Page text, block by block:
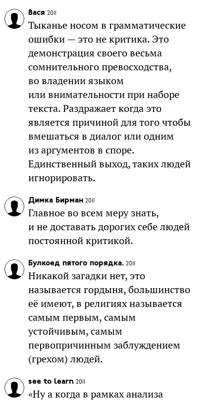
Вася 2011
Тыканье носом в грамматические
ошибки — это не критика. Это
демонстрация своего весьма
сомнительного превосходства,
во владении языком
или внимательности при наборе
текста. Раздражает когда это
является причиной для того чтобы
вмешаться в диалог или одним
из аргументов в споре.
Единственный выход, таких людей
игнорировать.
Димка Бирман 2011
Главное во всем меру знать,
и не доставать дорогих себе людей
постоянной критикой.
Булкоед пятого порядка. 2011
Никакой загадки нет, это
называется гордыня, большинство
её имеют, в религиях называется
самым первым, самым
устойчивым, самым
первопричинным заблуждением
(грехом) людей.
see to learn 2011
«Ну а когда в рамках анализа